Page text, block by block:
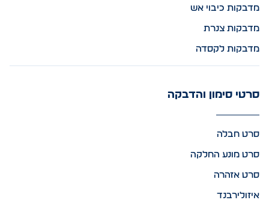
מדבקות כיבוי אש
מדבקות צנרת
מדבקות לקסדה
סרטי סימון והדבקה
סרט חבלה
סרט מונע החלקה
סרט אזהרה
איזולירבנד